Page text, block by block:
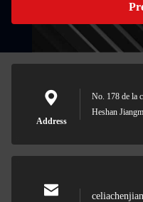
Address
No. 178 de la
Heshan